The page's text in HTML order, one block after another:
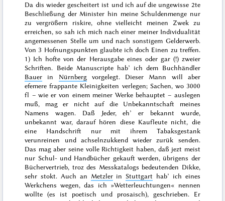
Da dis wieder gescheitert ist und ich auf die ungewisse 2te
Beschließung der Minister hin meine Schuldenmenge nur
zuvergrößern riskire, ohne vielleicht meinen Zwek zu
erreichen, so sah ich mich nach einer meiner Individualität
angemessenen Stelle um und nach sonstigem Gelderwerb.
Von 3 Hofnungspunkten glaubte ich doch Einen zu treffen.
1) Ich hofte von der Herausgabe eines oder gar (!) zweier
Schriften. Beide Manuscripte hab’ ich dem Buchhändler
Bauer in Nürnbergvorgelegt. Dieser Mann will aber
efemere frappante Kleinigkeiten verlegen; Sachen, wo 3000
fl – wie er von einem meiner Werke behauptet – auslegen
muß, mag er nicht auf die Unbekanntschaft meines
Namens wagen. Daß Jeder, eh’ er bekannt wurde,
unbekannt war, darauf hören diese Kaufleute nicht, die
eine Handschrift nur mit ihrem Tabaksgestank
verunreinen und achselnzukkend wieder zurük senden.
Das mag aber seine volle Richtigkeit haben, daß jezt meist
nur Schul- und Handbücher gekauft werden, übrigens der
Büchervertrieb, troz des Messkatalogs bedeutenden Dikke,
sehr stokt. Auch an MetzlerinStuttgart hab’ ich eines
Werkchens wegen, das ich »Wetterleuchtungen« nennen
wollte (es ist poetisch und prosaisch), geschrieben. Er